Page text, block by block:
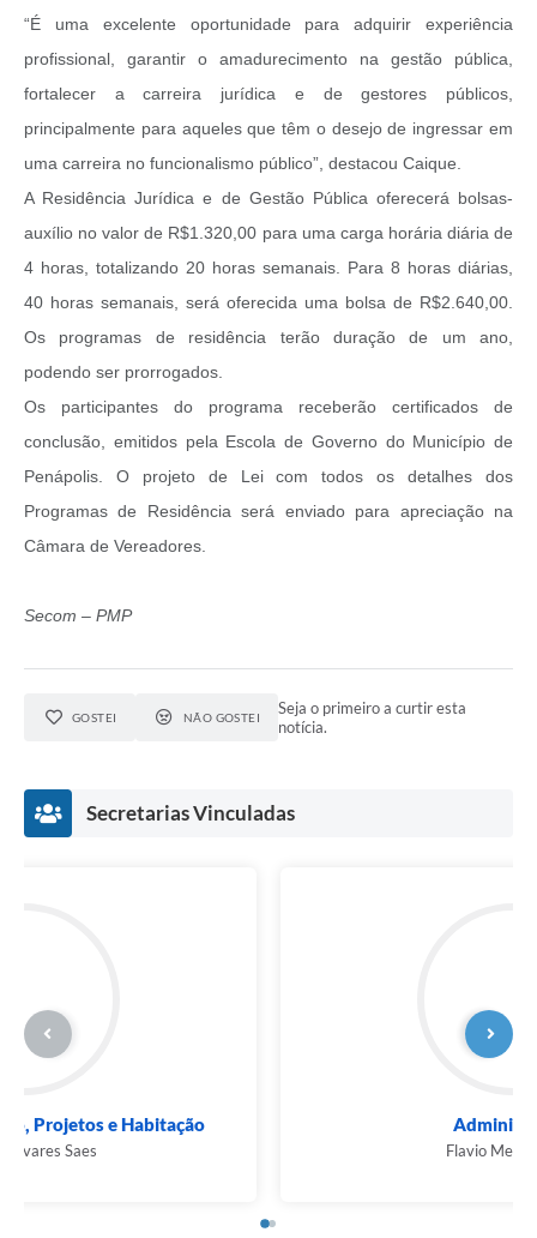
“É uma excelente oportunidade para adquirir experiência
profissional, garantir o amadurecimento na gestão pública,
fortalecer a carreira jurídica e de gestores públicos,
principalmente para aqueles que têm o desejo de ingressar em
uma carreira no funcionalismo público”, destacou Caique.
A Residência Jurídica e de Gestão Pública oferecerá bolsas-
auxílio no valor de R$1.320,00 para uma carga horária diária de
4 horas, totalizando 20 horas semanais. Para 8 horas diárias,
40 horas semanais, será oferecida uma bolsa de R$2.640,00.
Os programas de residência terão duração de um ano,
podendo ser prorrogados.
Os participantes do programa receberão certificados de
conclusão, emitidos pela Escola de Governo do Município de
Penápolis. O projeto de Lei com todos os detalhes dos
Programas de Residência será enviado para apreciação na
Câmara de Vereadores.
Secom – PMP
GOSTEI NÃO GOSTEI
Seja o primeiro a curtir esta
notícia.
Secretarias Vinculadas
Planejamento Urbano, Projetos e Habitação